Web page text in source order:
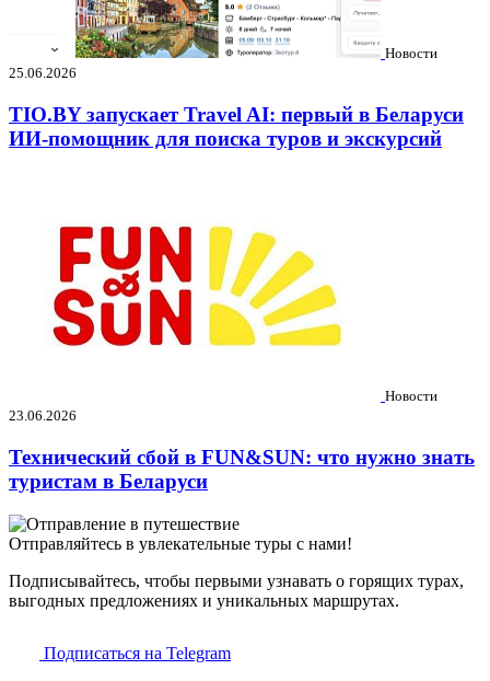
Новости
25.06.2026
TIO.BY запускает Travel AI: первый в Беларуси
ИИ-помощник для поиска туров и экскурсий
Новости
23.06.2026
Технический сбой в FUN&SUN: что нужно знать
туристам в Беларуси
Отправляйтесь в увлекательные туры с нами!
Подписывайтесь, чтобы первыми узнавать о горящих турах,
выгодных предложениях и уникальных маршрутах.
Подписаться на Telegram